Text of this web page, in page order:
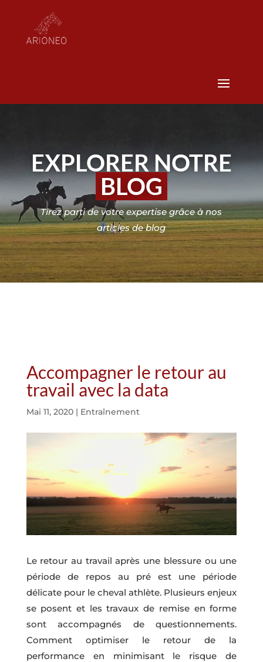
EXPLORER NOTRE
BLOG
Tirez parti de votre expertise grâce à nos
articles de blog
Accompagner le retour au
travail avec la data
Mai 11, 2020| Entraînement
Le retour au travail après une blessure ou une
période de repos au pré est une période
délicate pour le cheval athlète. Plusieurs enjeux
se posent et les travaux de remise en forme
sont accompagnés de questionnements.
Comment optimiser le retour de la
performance en minimisant le risque de